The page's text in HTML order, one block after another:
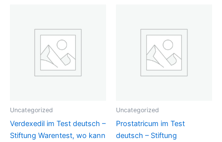
Uncategorized
Verdexedil im Test deutsch –
Stiftung Warentest, wo kann
Uncategorized
Prostatricum im Test
deutsch – Stiftung